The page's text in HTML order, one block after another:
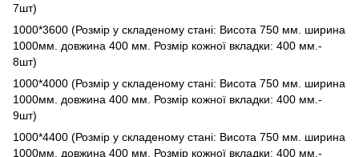
7шт)
1000*3600 (Розмір у складеному стані: Висота 750 мм. ширина
1000мм. довжина 400 мм. Розмір кожної вкладки: 400 мм.-
8шт)
1000*4000 (Розмір у складеному стані: Висота 750 мм. ширина
1000мм. довжина 400 мм. Розмір кожної вкладки: 400 мм.-
9шт)
1000*4400 (Розмір у складеному стані: Висота 750 мм. ширина
1000мм. довжина 400 мм. Розмір кожної вкладки: 400 мм.-